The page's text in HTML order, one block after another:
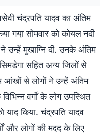
चंद्रपति यादव का अंतिम
गया़ सोमवार को कोयल नदी
मुखाग्नि दी. उनके अंतिम
सहित अन्य जिलों से
आंखों से लोगों ने उन्हें अंतिम
वर्गों के लोग उपस्थित
किया. चंद्रपति यादव
और लोगों की मदद के लिए